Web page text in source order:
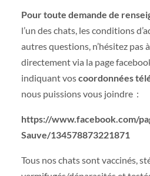
Pour toute demande de
l’un des chats, les conditions
autres questions, n’hésitez pas
directement via la page
indiquant voscoordonnées
nous puissions vous joindre :
https://www.facebook.com/
Sauve/134578873221871
Tous nos chats sont vaccinés,